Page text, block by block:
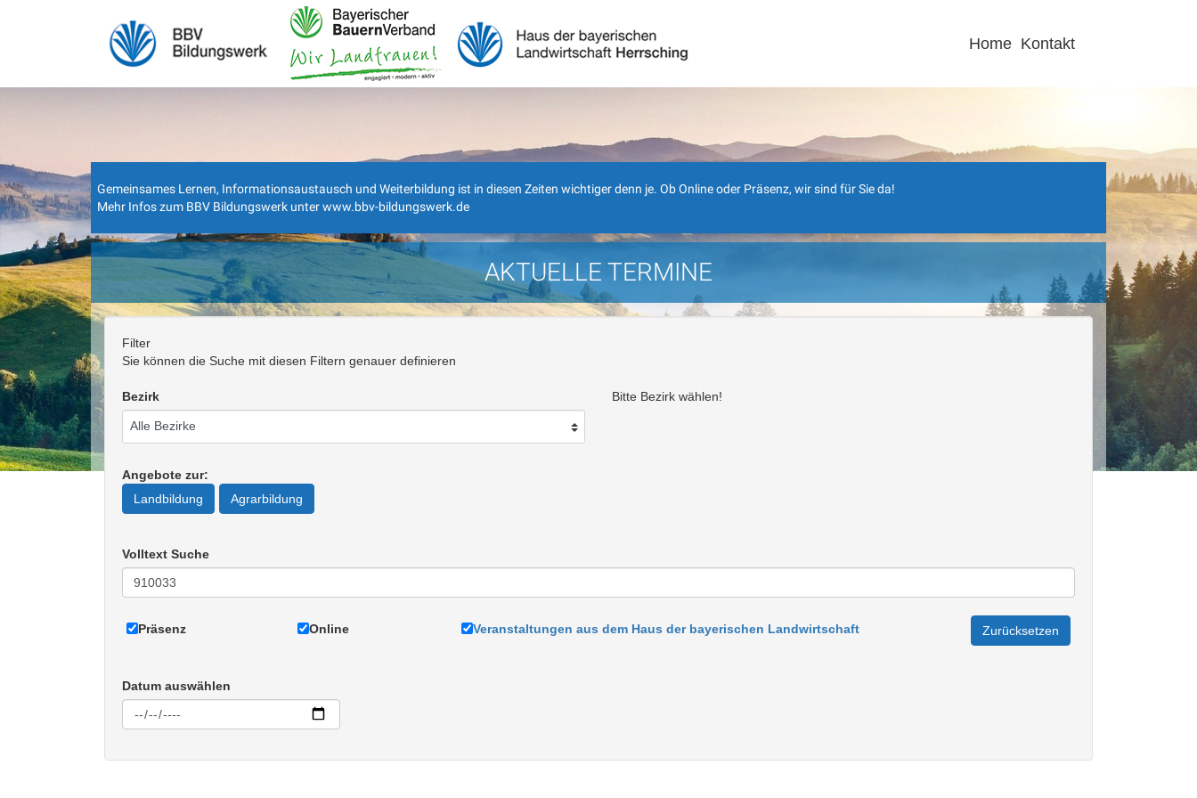
Home Kontakt
Gemeinsames Lernen, Informationsaustausch und Weiterbildung ist in diesen Zeiten wichtiger denn je. Ob Online oder Präsenz, wir sind für Sie da!
Mehr Infos zum BBV Bildungswerk unterwww.bbv-bildungswerk.de
AKTUELLE TERMINE
Filter
Sie können die Suche mit diesen Filtern genauer definieren
Bezirk Bitte Bezirk wählen!
Angebote zur:
Landbildung
Agrarbildung
Volltext Suche
Präsenz Online Veranstaltungen aus dem Haus der bayerischen Landwirtschaft Zurücksetzen
Datum auswählen